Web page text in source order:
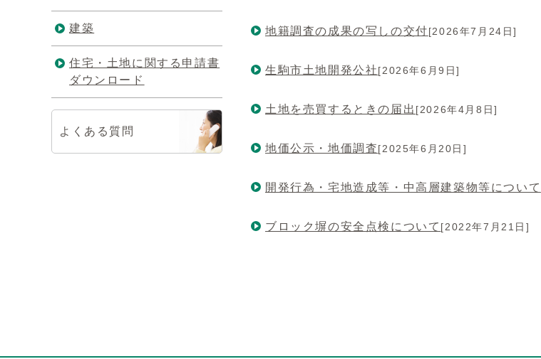
地籍調査の成果の写しの交付[2026年7月24日]
生駒市土地開発公社[2026年6月9日]
土地を売買するときの届出 [2026年4月8日]
地価公示・地価調査[2025年6月20日]
開発行為・宅地造成等・中高層建築物等について
ブロック塀の安全点検について [2022年7月21日]
建築
住宅・土地に関する申請書
ダウンロード
よくある質問